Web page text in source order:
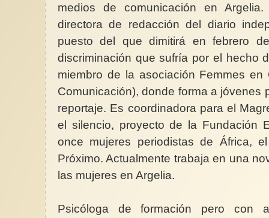
medios de comunicación en
directora de redacción del diario
puesto del que dimitirá en febrero
discriminación que sufría por el hecho
miembro de la asociación Femmes en
Comunicación), donde forma a jóvenes
reportaje. Es coordinadora para el
el silencio, proyecto de la Fundación
once mujeres periodistas de África,
Próximo. Actualmente trabaja en una
las mujeres en Argelia.
Psicóloga de formación pero con
Día de las
autoras españolas
Cada octubre, en el
próximo al 15 que
Santa Teresa de